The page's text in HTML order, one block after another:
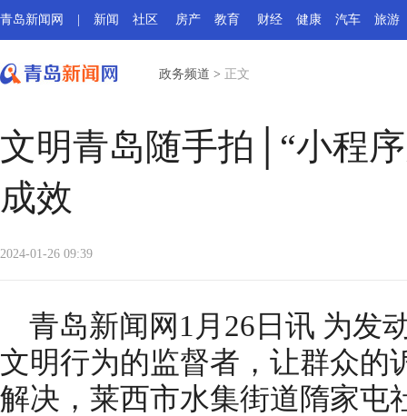
青岛新闻网 新闻 社区 房产 教育 财经 健康 汽车 旅游
政务频道 > 正文
文明青岛随手拍│“小程
成效
2024-01-26 09:39
青岛新闻网1月26日讯 为发
文明行为的监督者，让群众的
解决，莱西市水集街道隋家屯